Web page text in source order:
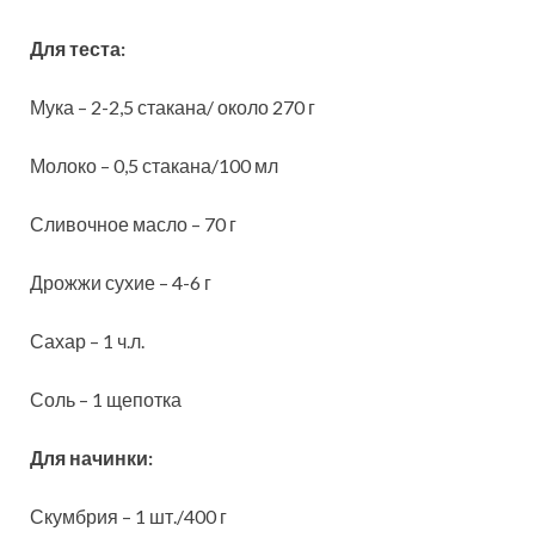
Для теста:
Мука – 2-2,5 стакана/ около 270 г
Молоко – 0,5 стакана/100 мл
Сливочное масло – 70 г
Дрожжи сухие – 4-6 г
Сахар – 1 ч.л.
Соль – 1 щепотка
Для начинки:
Скумбрия – 1 шт./400 г